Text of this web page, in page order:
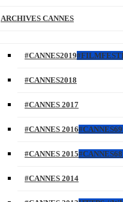
ARCHIVES CANNES
#CANNES2019
#CANNES2018
#CANNES 2017
#CANNES 2016
#CANNES 2015
#CANNES 2014